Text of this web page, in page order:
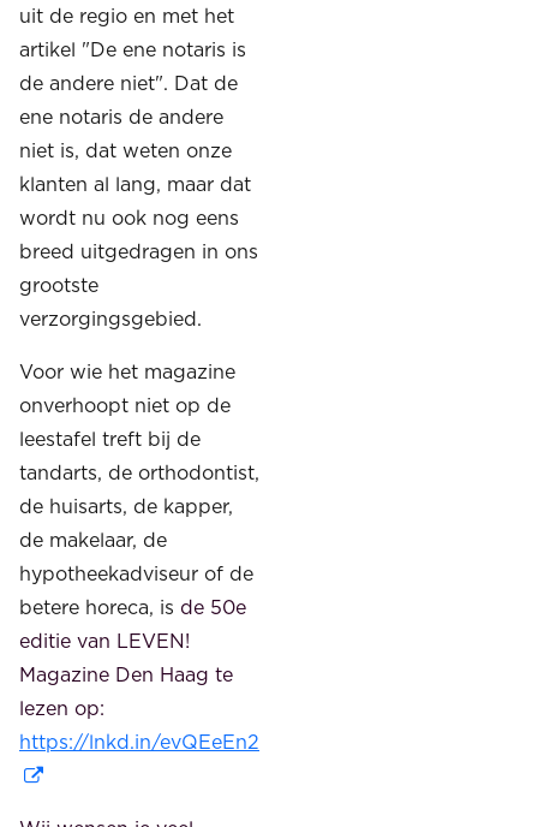
uit de regio en met het
artikel "De ene notaris is
de andere niet". Dat de
ene notaris de andere
niet is, dat weten onze
klanten al lang, maar dat
wordt nu ook nog eens
breed uitgedragen in ons
grootste
verzorgingsgebied.
Voor wie het magazine
onverhoopt niet op de
leestafel treft bij de
tandarts, de orthodontist,
de huisarts, de kapper,
de makelaar, de
hypotheekadviseur of de
betere horeca, is de 50e
editie van LEVEN!
Magazine Den Haag te
lezen op:
https://lnkd.in/evQEeEn2